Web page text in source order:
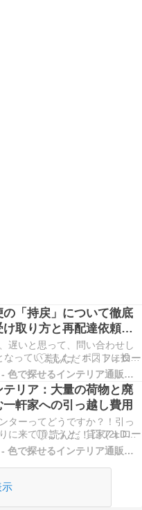
「持戻」について徹底
取り方と再配達依頼の
遅いと思って、問い合わせし
なっていました。ポストに投函
画を注文していたのですが、
に入る大きさのポストなのに
るんでしょうか？ しかも、不
かったのですが こういう場合
いろのくに - 色で探せるインテリア通販サイト
リア：大量の荷物と廃
軒家への引っ越し費用
ターってどうですか？！引っ
に来て頂こうと。貸家(2LDK)
っ越します。相当荷物が多い
1人。2.8キロ先に移ります。引
貰うものは、ソファー、大人
の奥行き40センチくらい棚、
いろのくに - 色で探せるインテリア通販サイト
示